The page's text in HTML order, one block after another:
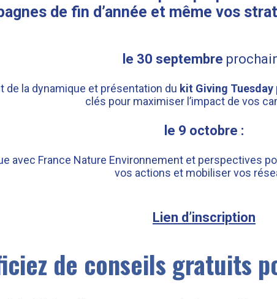
de fin d’année et même vos
le 30 septembre
de la dynamique et présentation du kit Giving
clés pour maximiser l’impact de vos
le 9 octobre :
avec France Nature Environnement et perspectives
vos actions et mobiliser vos
Lien d’inscription
de conseils gratuits